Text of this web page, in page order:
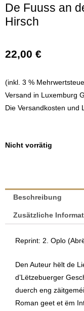
De Fuuss an
Hirsch
22,00 €
(inkl. 3 %
Versand in Luxemburg
Die Versandkosten und
Nicht vorrätig
Beschreibung
Zusätzliche
Reprint: 2. Oplo
Den Auteur hëlt de
d’Lëtzebuerger
duerch eng
Roman geet et ëm